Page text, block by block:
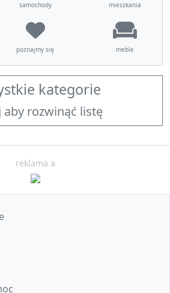
samochody mieszkania
poznajmy się meble
kategorie
aby rozwinąć listę
reklama a